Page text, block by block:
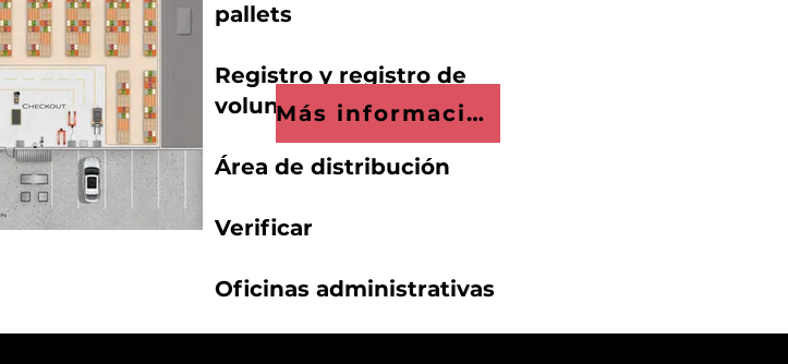
pallets
Registro y registro de
voluntarios verificar
Área de distribución
Verificar
Oficinas administrativas
Más información